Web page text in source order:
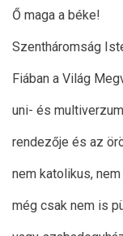
Ő maga a béke!
Szentháromság
Fiában a Világ
uni- és
rendezője és az
nem katolikus,
még csak nem is